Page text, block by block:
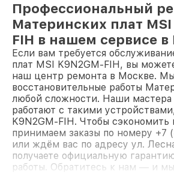
Профессиональный
Материнских плат MSI
FIH в нашем сервисе
Если вам требуется
плат MSI K9N2GM-FIH, вы
наш центр ремонта в Москве.
восстановительные работы
любой сложности. Наши
работают с такими
K9N2GM-FIH. Чтобы
принимаем заказы по номеру +7
или ждём вас по адресу ул.
получаете официальную
работы. Обратитесь к нам — и